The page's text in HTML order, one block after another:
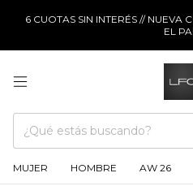
6 CUOTAS SIN INTERÉS // NUEVA
EL
MUJER HOMBRE AW 26